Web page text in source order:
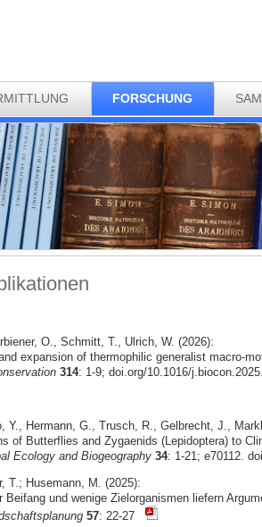
FORSCHUNG
O., Schmitt, T., Ulrich, W. (2026):
expansion of thermophilic generalist macro-
314: 1-9; doi.org/10.1016/
Y., Hermann, G., Trusch, R., Gelbrecht, J.,
of Butterflies and Zygaenids (Lepidoptera) to
Ecology and Biogeography 34: 1-21; e70112.
T.; Husemann, M. (2025):
Beifang und wenige Zielorganismen liefern
57: 22-27